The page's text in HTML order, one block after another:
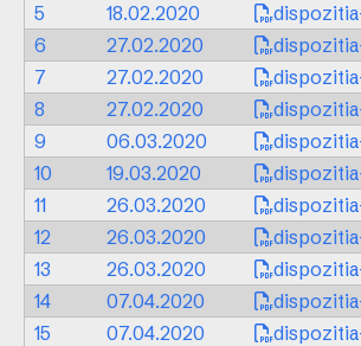
5
18.02.2020
6
27.02.2020
7
27.02.2020
8
27.02.2020
9
06.03.2020
10
19.03.2020
11
26.03.2020
12
26.03.2020
13
26.03.2020
14
07.04.2020
15
07.04.2020